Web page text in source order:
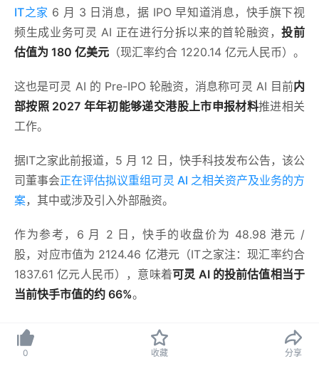
0 收藏 分享
IT之家 6 月 3 日消息，据 IPO 早知道消息，快手旗下视
频生成业务可灵 AI 正在进行分拆以来的首轮融资，投前
估值为 180 亿美元 （现汇率约合 1220.14 亿元人民币）。
这也是可灵 AI 的 Pre-IPO 轮融资，消息称可灵 AI 目前内
部按照 2027 年年初能够递交港股上市申报材料推进相关
工作。
据IT之家此前报道，5 月 12 日，快手科技发布公告，该公
司董事会正在评估拟议重组可灵 AI 之相关资产及业务的方
案，其中或涉及引入外部融资。
作为参考，6 月 2 日，快手的收盘价为 48.98 港元 /
股，对应市值为 2124.46 亿港元（IT之家注：现汇率约合
1837.61 亿元人民币），意味着可灵 AI 的投前估值相当于
当前快手市值的约 66%。
快手 2026 财年第一财季财报显示，可灵 AI 单季收入超
过 6.5 亿元，同比增长超过 300%。2026 年 3 月，可灵